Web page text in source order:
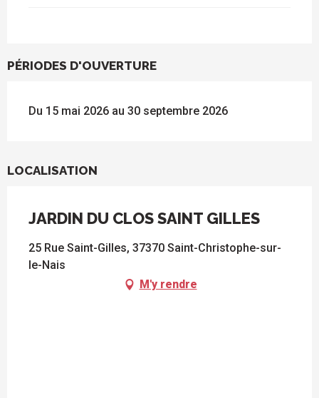
PÉRIODES D'OUVERTURE
Du 15 mai 2026 au 30 septembre 2026
LOCALISATION
JARDIN DU CLOS SAINT GILLES
25 Rue Saint-Gilles, 37370 Saint-Christophe-sur-
le-Nais
M'y rendre